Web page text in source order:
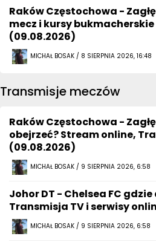
Raków Częstochowa -
mecz i kursy
(09.08.2026)
MICHAŁ BOSAK / 8 SIERPNIA 2026, 16:48
Transmisje meczów
Raków Częstochowa -
obejrzeć? Stream online,
(09.08.2026)
MICHAŁ BOSAK / 9 SIERPNIA 2026, 6:58
Johor DT - Chelsea FC
Transmisja TV i serwisy
MICHAŁ BOSAK / 9 SIERPNIA 2026, 6:58